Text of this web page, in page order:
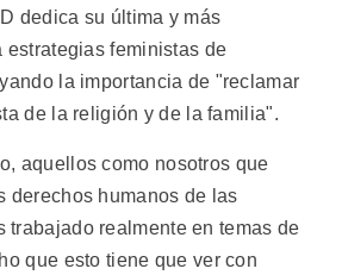
dedica su última y más
estrategias feministas de
la importancia de "reclamar
de la religión y de la familia".
aquellos como nosotros que
derechos humanos de las
trabajado realmente en temas de
que esto tiene que ver con